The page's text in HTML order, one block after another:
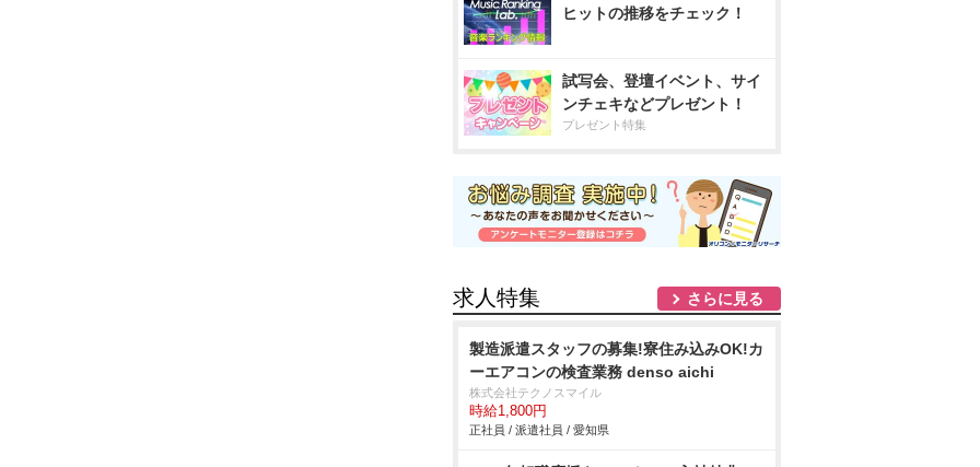
ヒットの推移をチェック！
試写会、登壇イベント、サイ
ンチェキなどプレゼント！
プレゼント特集
求人特集 さらに見る
製造派遣スタッフの募集!寮住み込みOK!カ
ーエアコンの検査業務 denso aichi
株式会社テクノスマイル
時給1,800円
正社員 / 派遣社員 / 愛知県